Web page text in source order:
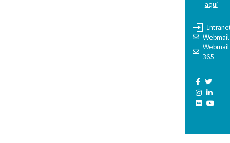
aquí
Webmail
Webmail
365